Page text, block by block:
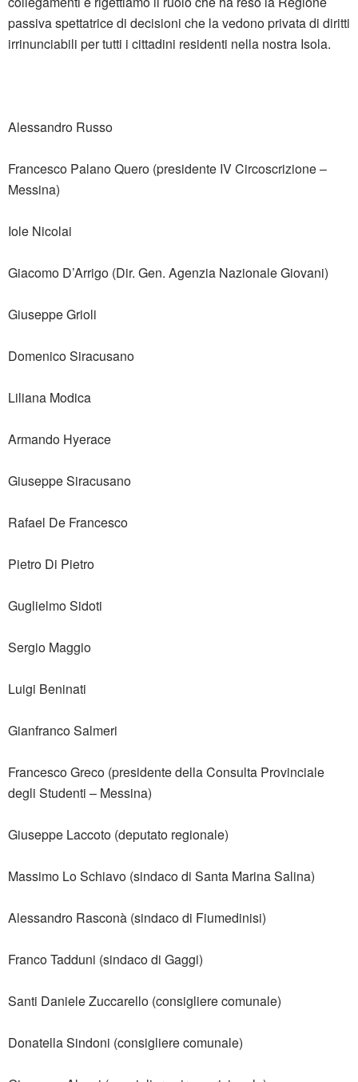
passiva spettatrice di decisioni che la vedono privata di diritti
irrinunciabili per tutti i cittadini residenti nella nostra Isola.
Alessandro Russo
Francesco Palano Quero (presidente IV Circoscrizione –
Messina)
Iole Nicolai
Giacomo D’Arrigo (Dir. Gen. Agenzia Nazionale Giovani)
Giuseppe Grioli
Domenico Siracusano
Liliana Modica
Armando Hyerace
Giuseppe Siracusano
Rafael De Francesco
Pietro Di Pietro
Guglielmo Sidoti
Sergio Maggio
Luigi Beninati
Gianfranco Salmeri
Francesco Greco (presidente della Consulta Provinciale
degli Studenti – Messina)
Giuseppe Laccoto (deputato regionale)
Massimo Lo Schiavo (sindaco di Santa Marina Salina)
Alessandro Rasconà (sindaco di Fiumedinisi)
Franco Tadduni (sindaco di Gaggi)
Santi Daniele Zuccarello (consigliere comunale)
Donatella Sindoni (consigliere comunale)